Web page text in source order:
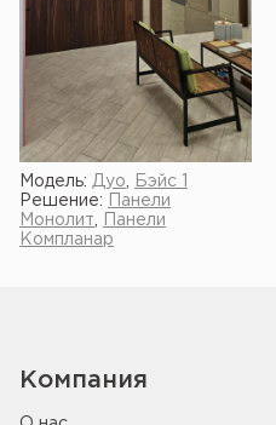
Модель: Дуо
Бэйс 1
Решение:
Панели
Монолит
Панели
Компланар
Компания